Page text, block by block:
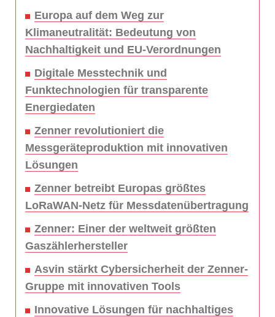
Europa auf dem Weg zur
Klimaneutralität: Bedeutung von
Nachhaltigkeit und EU-Verordnungen
Digitale Messtechnik und
Funktechnologien für transparente
Energiedaten
Zenner revolutioniert die
Messgeräteproduktion mit innovativen
Lösungen
Zenner betreibt Europas größtes
LoRaWAN-Netz für Messdatenübertragung
Zenner: Einer der weltweit größten
Gaszählerhersteller
Asvin stärkt Cybersicherheit der Zenner-
Gruppe mit innovativen Tools
Innovative Lösungen für nachhaltiges